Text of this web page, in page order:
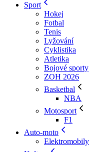
Sport
Hokej
Fotbal
Tenis
Lyžování
Cyklistika
Atletika
Bojové sporty
ZOH 2026
Basketbal
NBA
Motosport
F1
Auto-moto
Elektromobily